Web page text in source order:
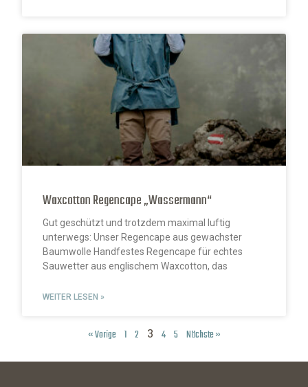
Waxcotton Regencape „Wassermann“
Gut geschützt und trotzdem maximal luftig
unterwegs: Unser Regencape aus gewachster
Baumwolle Handfestes Regencape für echtes
Sauwetter aus englischem Waxcotton, das
WEITER LESEN »
« Vorige 1 2 3 4 5 Nächste »